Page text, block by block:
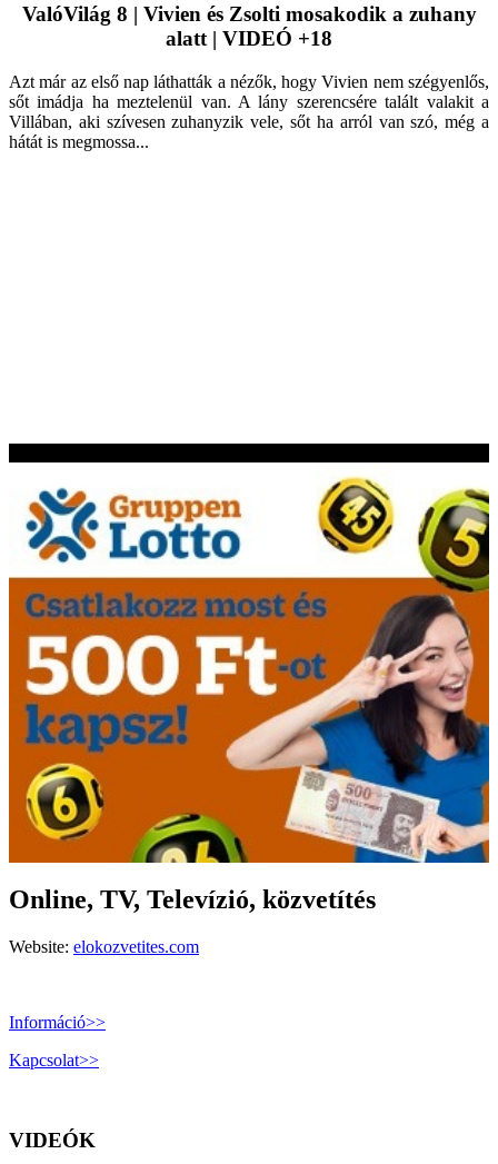
ValóVilág 8 | Vivien és Zsolti mosakodik a zuhany
alatt | VIDEÓ +18
Azt már az első nap láthatták a nézők, hogy Vivien nem szégyenlős,
sőt imádja ha meztelenül van. A lány szerencsére talált valakit a
Villában, aki szívesen zuhanyzik vele, sőt ha arról van szó, még a
hátát is megmossa...
Online, TV, Televízió, közvetítés
Website: elokozvetites.com
Információ>>
Kapcsolat>>
VIDEÓK